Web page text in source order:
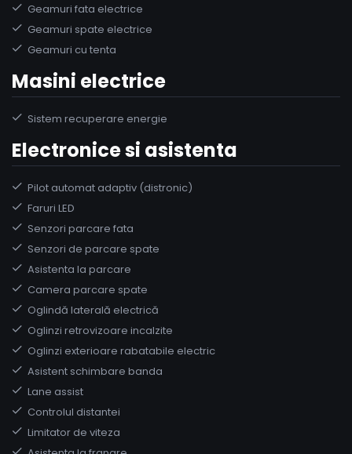
Geamuri fata electrice
Geamuri spate electrice
Geamuri cu tenta
Masini electrice
Sistem recuperare energie
Electronice si asistenta
Pilot automat adaptiv (distronic)
Faruri LED
Senzori parcare fata
Senzori de parcare spate
Asistenta la parcare
Camera parcare spate
Oglindă laterală electrică
Oglinzi retrovizoare incalzite
Oglinzi exterioare rabatabile electric
Asistent schimbare banda
Lane assist
Controlul distantei
Limitator de viteza